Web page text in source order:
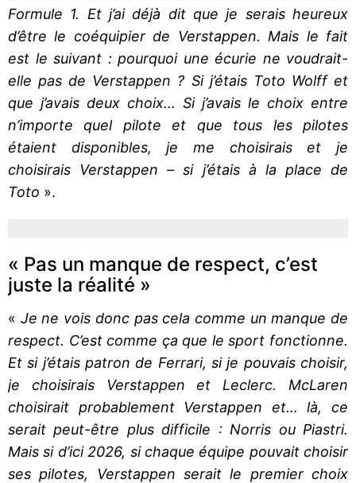
Formule 1. Et j’ai déjà dit que je serais heureux
d’être le coéquipier de Verstappen. Mais le fait
est le suivant : pourquoi une écurie ne voudrait-
elle pas de Verstappen ? Si j’étais Toto Wolff et
que j’avais deux choix… Si j’avais le choix entre
n’importe quel pilote et que tous les pilotes
étaient disponibles, je me choisirais et je
choisirais Verstappen – si j’étais à la place de
Toto ».
« Pas un manque de respect, c’est
juste la réalité »
« Je ne vois donc pas cela comme un manque de
respect. C’est comme ça que le sport fonctionne.
Et si j’étais patron de Ferrari, si je pouvais choisir,
je choisirais Verstappen et Leclerc. McLaren
choisirait probablement Verstappen et… là, ce
serait peut-être plus difficile : Norris ou Piastri.
Mais si d’ici 2026, si chaque équipe pouvait choisir
ses pilotes, Verstappen serait le premier choix